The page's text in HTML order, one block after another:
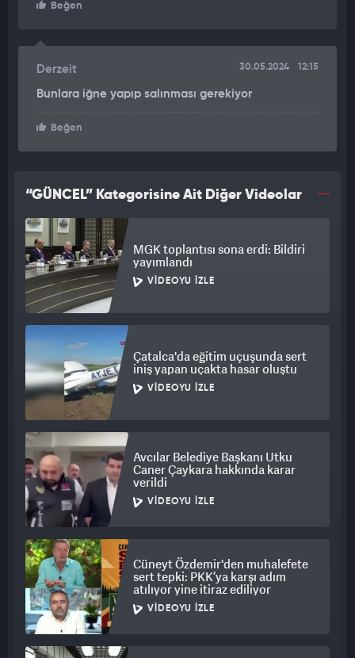
Beğen
Derzeit 30.05.2024 12:15
Bunlara iğne yapıp salınması gerekiyor
Beğen
“GÜNCEL” Kategorisine Ait Diğer Videolar
MGK toplantısı sona erdi: Bildiri
yayımlandı
VIDEOYU İZLE
Çatalca'da eğitim uçuşunda sert
iniş yapan uçakta hasar oluştu
VIDEOYU İZLE
Avcılar Belediye Başkanı Utku
Caner Çaykara hakkında karar
verildi
VIDEOYU İZLE
Cüneyt Özdemir'den muhalefete
sert tepki: PKK’ya karşı adım
atılıyor yine itiraz ediliyor
VIDEOYU İZLE